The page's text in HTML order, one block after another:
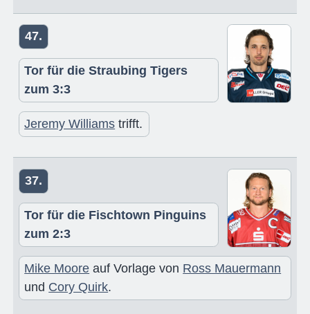
47.
Tor für die Straubing Tigers
zum 3:3
Jeremy Williams trifft.
37.
Tor für die Fischtown Pinguins
zum 2:3
Mike Moore auf Vorlage von Ross Mauermann
und Cory Quirk.